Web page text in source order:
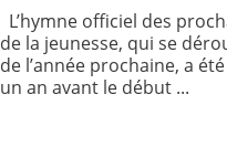
L’hymne officiel des
de la jeunesse, qui se
de l’année prochaine, a
un an avant le début ...